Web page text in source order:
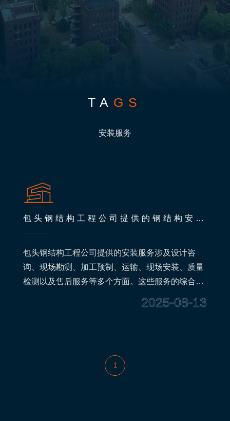
TA GS
安装服务
包头钢结构工程公司提供的钢结构安装
包头钢结构工程公司提供的安装服务涉及设计咨
询、现场勘测、加工预制、运输、现场安装、质量
检测以及售后服务等多个方面。这些服务的综合运
用，不仅能够提高钢结构工程的施工效率，也能确
2025-08-13
1